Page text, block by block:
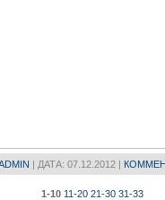
| ДАТА: 07.12.2012 |
1-10 11-20 21-30 31-33